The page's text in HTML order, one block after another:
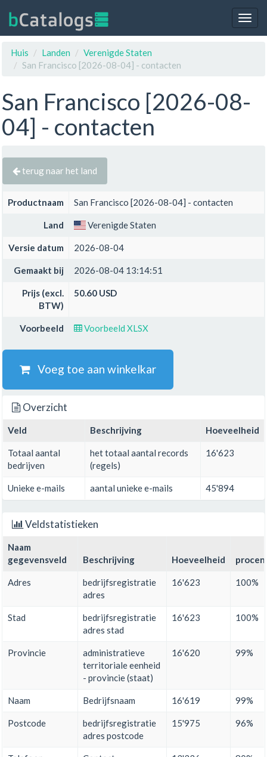
Huis
Landen
Verenigde Staten
San Francisco [2026-08-04] - contacten
San Francisco [2026-08-
04] - contacten
terug naar het land
Productnaam San Francisco [2026-08-04] - contacten
Land Verenigde Staten
Versie datum 2026-08-04
Gemaakt bij 2026-08-04 13:14:51
Prijs (excl.
BTW)
50.60 USD
Voorbeeld Voorbeeld XLSX
Voeg toe aan winkelkar
Overzicht
Veld Beschrijving Hoeveelheid
Totaal aantal
bedrijven
het totaal aantal records
(regels)
16'623
Unieke e-mails aantal unieke e-mails 45'894
Veldstatistieken
Naam
gegevensveld
Beschrijving Hoeveelheid
Adres
bedrijfsregistratie
adres
16'623 100%
Stad
bedrijfsregistratie
adres stad
16'623 100%
Provincie
administratieve
territoriale eenheid
- provincie (staat)
16'620 99%
Naam Bedrijfsnaam 16'619 99%
Postcode
bedrijfsregistratie
adres postcode
15'975 96%